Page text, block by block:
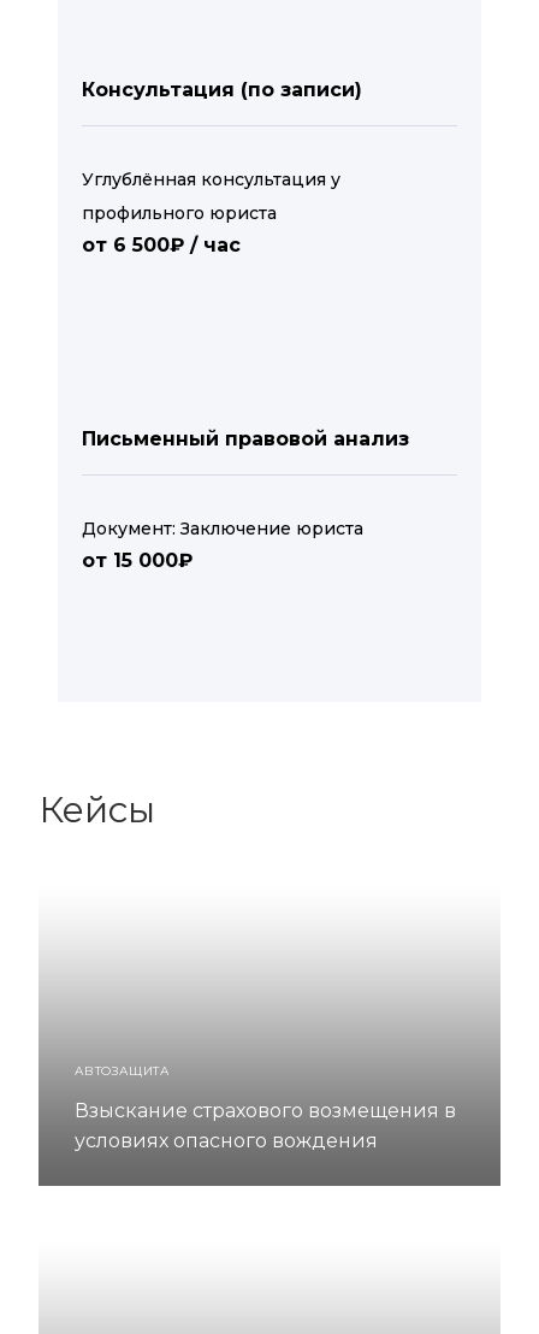
Консультация (по записи)
Углублённая консультация у
профильного юриста
от 6 500₽ / час
Письменный правовой анализ
Документ: Заключение юриста
от 15 000₽
Кейсы
АВТОЗАЩИТА
Взыскание страхового возмещения в
условиях опасного вождения